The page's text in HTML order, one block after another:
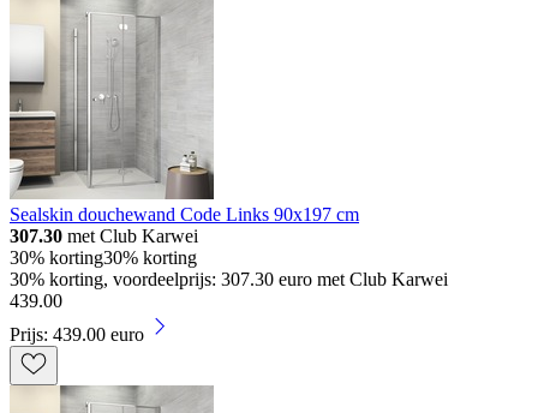
Sealskin douchewand Code Links 90x197 cm
307.30 met Club Karwei
30% korting30% korting
30% korting, voordeelprijs: 307.30 euro met Club Karwei
439.00
Prijs: 439.00 euro